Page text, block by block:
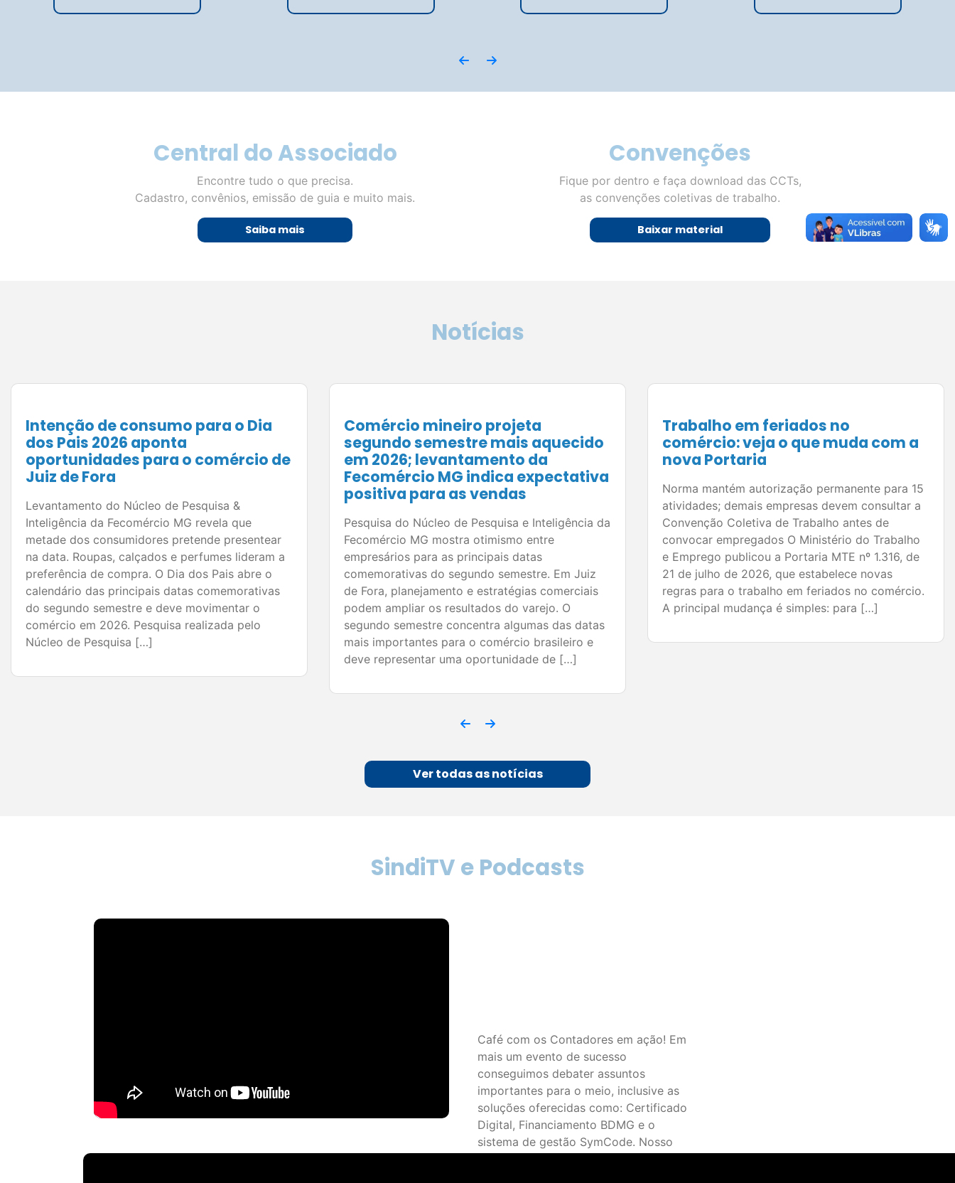
Central do Associado
Encontre tudo o que precisa.
Cadastro, convênios, emissão de guia e muito mais.
Saiba mais
Convenções
Fique por dentro e faça download das CCTs,
as convenções coletivas de trabalho.
Baixar material
Notícias
Expectativa para o Dia dos Pais
2026 anima o comércio mineiro e
abre oportunidades para
empresários de Juiz de Fora
Pesquisa do Núcleo de Pesquisa & Inteligência da
Fecomércio MG aponta expectativa positiva para
as vendas, com destaque para roupas, kits de
presentes e compras concentradas na semana
da data. O Dia dos Pais segue como uma das
principais datas comemorativas para o varejo
brasileiro e deve movimentar significativamente
o comércio em 2026. Pesquisa realizada […]
Julho é o momento de planejar:
como preparar sua empresa para
vender mais no segundo semestre
de 2026
Com datas estratégicas como Dia dos Pais,
Black Friday e Natal no horizonte, planejamento
é o principal aliado dos empresários do
comércio de Juiz de Fora para aumentar as
vendas e melhorar os resultados. O segundo
semestre concentra algumas das datas mais
importantes para o varejo e representa uma
grande oportunidade para empresários
ampliarem o […]
O pós-venda que gera novas
vendas: como fidelizar clientes e
aumentar o faturamento no
Empresários precisam criar relacionamentos
duradouros para estimular novas compras e
fortalecer seus negócios Atrair clientes é um
desafio constante para qualquer empresa. Por
isso, cada vez mais empresas têm investido em
estratégias de pós-venda para aumentar a
fidelização, gerar recompra e fortalecer sua
relevante para o comércio de […]
SindiTV e Podcasts
mais um evento de sucesso
conseguimos debater assuntos
importantes para o meio, inclusive as
soluções oferecidas como: Certificado
Digital, Financiamento BDMG e o
sistema de gestão SymCode. Nosso
agradecimento a todos os profissionais